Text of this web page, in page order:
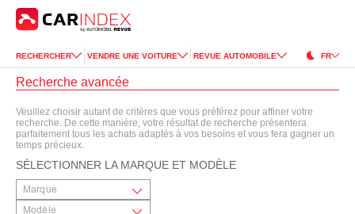
RECHERCHER VENDRE UNE VOITURE REVUE AUTOMOBILE FR
Recherche avancée
Veuillez choisir autant de critères que vous préférez pour affiner votre
recherche. De cette manière, votre résultat de recherche présentera
parfaitement tous les achats adaptés à vos besoins et vous fera gagner un
temps précieux.
SÉLECTIONNER LA MARQUE ET MODÈLE